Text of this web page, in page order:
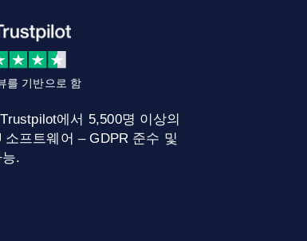
를 기반으로 함
에서 5,500명 이상의
프트웨어 – GDPR 준수 및
.